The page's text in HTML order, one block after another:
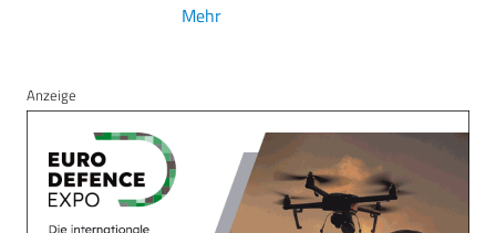
Mehr
Anzeige